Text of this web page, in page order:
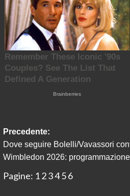
Navigazione
articolo
Precedente:
Dove seguire Bolelli/Vavassori
Wimbledon 2026:
Pagine: 1 2 34 5 6